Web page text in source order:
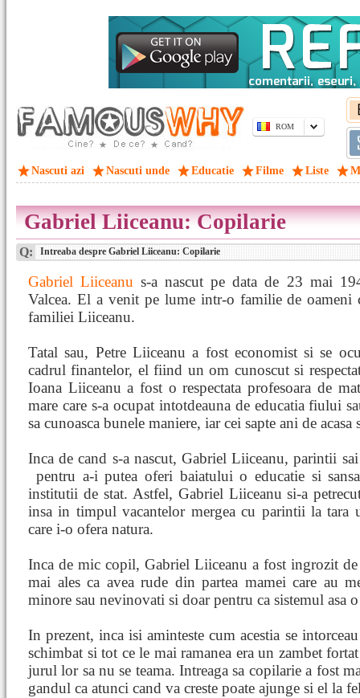
ROM
Nascuti azi Nascuti unde Educatie Filme Liste
Gabriel Liiceanu: Copilarie
Q: Intreaba despre Gabriel Liiceanu: Copilarie
Gabriel Liiceanu s-a nascut pe data de 23 mai
Valcea. El a venit pe lume intr-o familie de
familiei Liiceanu.
Tatal sau, Petre Liiceanu a fost economist si se
cadrul finantelor, el fiind un om cunoscut si
Ioana Liiceanu a fost o respectata profesoara de
mare care s-a ocupat intotdeauna de educatia fiului
sa cunoasca bunele maniere, iar cei sapte ani de
Inca de cand s-a nascut, Gabriel Liiceanu, parintii
pentru a-i putea oferi baiatului o educatie si
institutii de stat. Astfel, Gabriel Liiceanu si-a
insa in timpul vacantelor mergea cu parintii la tara
care i-o ofera natura.
Inca de mic copil, Gabriel Liiceanu a fost ingrozit
mai ales ca avea rude din partea mamei care au
minore sau nevinovati si doar pentru ca sistemul asa o
In prezent, inca isi aminteste cum acestia se
schimbat si tot ce le mai ramanea era un zambet
jurul lor sa nu se teama. Intreaga sa copilarie a fost
gandul ca atunci cand va creste poate ajunge si el la